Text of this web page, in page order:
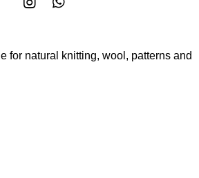
I
a
W
s
for natural knitting, wool, patterns and